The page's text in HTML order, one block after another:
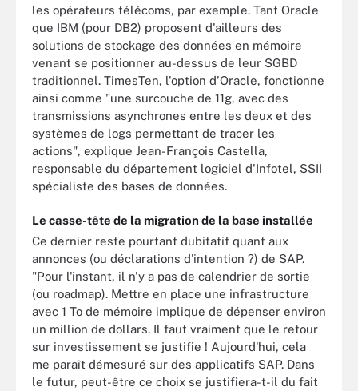
les opérateurs télécoms, par exemple. Tant Oracle
que IBM (pour DB2) proposent d'ailleurs des
solutions de stockage des données en mémoire
venant se positionner au-dessus de leur SGBD
traditionnel. TimesTen, l'option d'Oracle, fonctionne
ainsi comme "une surcouche de 11g, avec des
transmissions asynchrones entre les deux et des
systèmes de logs permettant de tracer les
actions", explique Jean-François Castella,
responsable du département logiciel d'Infotel, SSII
spécialiste des bases de données.
Le casse-tête de la migration de la base installée
Ce dernier reste pourtant dubitatif quant aux
annonces (ou déclarations d'intention ?) de SAP.
"Pour l'instant, il n'y a pas de calendrier de sortie
(ou roadmap). Mettre en place une infrastructure
avec 1 To de mémoire implique de dépenser environ
un million de dollars. Il faut vraiment que le retour
sur investissement se justifie ! Aujourd'hui, cela
me paraît démesuré sur des applicatifs SAP. Dans
le futur, peut-être ce choix se justifiera-t-il du fait